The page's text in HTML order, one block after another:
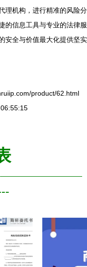
理机构，进行精准的风险分
的信息工具与专业的法律服
安全与价值最大化提供坚实
product/62.html